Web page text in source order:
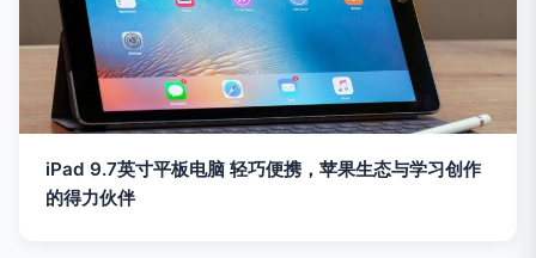
iPad 9.7英寸平板电脑 轻巧便携，苹果生态与学习创作
的得力伙伴